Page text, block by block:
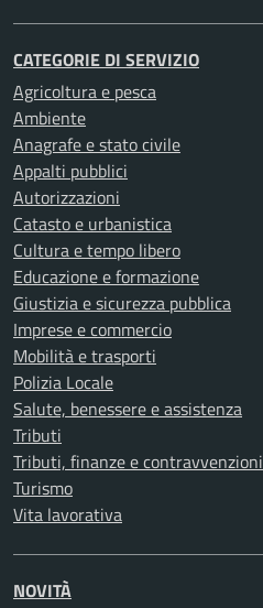
CATEGORIE DI SERVIZIO
Agricoltura e pesca
Ambiente
Anagrafe e stato civile
Appalti pubblici
Autorizzazioni
Catasto e urbanistica
Cultura e tempo libero
Educazione e formazione
Giustizia e sicurezza pubblica
Imprese e commercio
Mobilità e trasporti
Polizia Locale
Salute, benessere e assistenza
Tributi
Tributi, finanze e contravvenzioni
Turismo
Vita lavorativa
NOVITÀ